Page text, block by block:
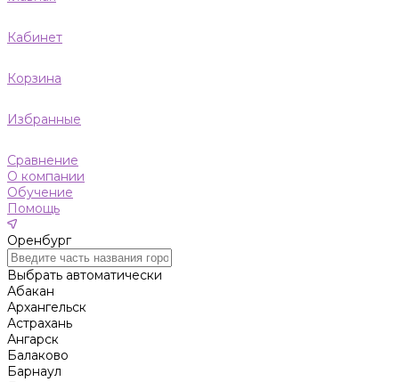
Кабинет
Корзина
Избранные
Сравнение
О компании
Обучение
Помощь
Оренбург
Выбрать автоматически
Абакан
Архангельск
Астрахань
Ангарск
Балаково
Барнаул